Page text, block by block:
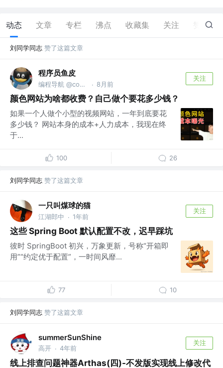
动态 文章 专栏 沸点 收藏集 关注 26
刘同学同志 赞了这篇文章
程序员鱼皮
编程导航 @codefather.cn · 8月前
关注
颜色网站为啥都收费？自己做个要花多少钱？
如果一个人做个小型的视频网站，一年到底要花
多少钱？ 网站本身的成本+人力成本，我现在终
于...
100 26
刘同学同志 赞了这篇文章
一只叫煤球的猫
江湖郎中 · 1年前
关注
这些 Spring Boot 默认配置不改，迟早踩坑
彼时 SpringBoot 初兴，万象更新，号称“开箱即
用”“约定优于配置”，一时间风靡...
77 10
刘同学同志 赞了这篇文章
summerSunShine
高开 · 4年前
关注
线上排查问题神器Arthas(四)-不发版实现线上修改代